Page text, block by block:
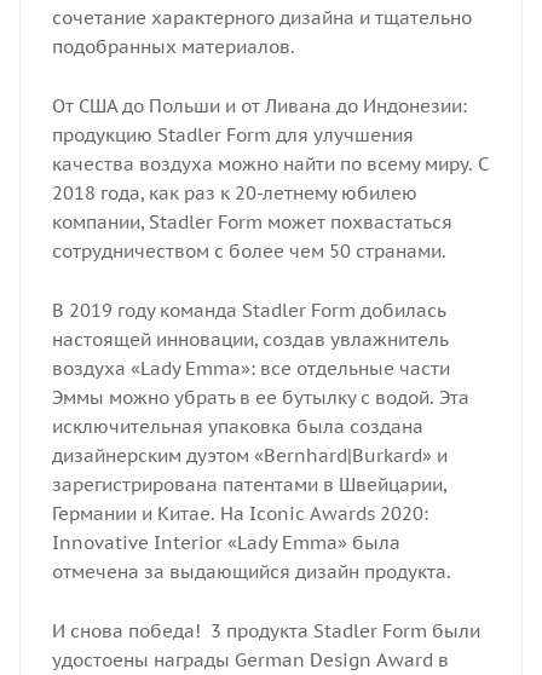
сочетание характерного дизайна и тщательно
подобранных материалов.
От США до Польши и от Ливана до Индонезии:
продукцию Stadler Form для улучшения
качества воздуха можно найти по всему миру. С
2018 года, как раз к 20-летнему юбилею
компании, Stadler Form может похвастаться
сотрудничеством с более чем 50 странами.
В 2019 году команда Stadler Form добилась
настоящей инновации, создав увлажнитель
воздуха «Lady Emma»: все отдельные части
Эммы можно убрать в ее бутылку с водой. Эта
исключительная упаковка была создана
дизайнерским дуэтом «Bernhard|Burkard» и
зарегистрирована патентами в Швейцарии,
Германии и Китае. На Iconic Awards 2020:
Innovative Interior «Lady Emma» была
отмечена за выдающийся дизайн продукта.
И снова победа! 3 продукта Stadler Form были
удостоены награды German Design Award в